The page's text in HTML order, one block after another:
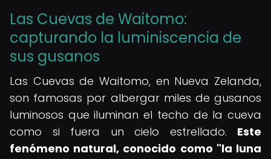
Las Cuevas de Waitomo:
capturando la luminiscencia de
sus gusanos
Las Cuevas de Waitomo, en Nueva Zelanda,
son famosas por albergar miles de gusanos
luminosos que iluminan el techo de la cueva
como si fuera un cielo estrellado. Este
fenómeno natural, conocido como "la luna